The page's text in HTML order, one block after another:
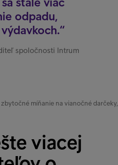
odpadu,
spoločnosti Intrum
míňanie na vianočné darčeky,
viacej